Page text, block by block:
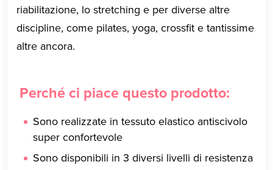
riabilitazione, lo stretching e per diverse altre
discipline, come pilates, yoga, crossfit e tantissime
altre ancora.
Perché ci piace questo prodotto:
Sono realizzate in tessuto elastico antiscivolo
super confortevole
Sono disponibili in 3 diversi livelli di resistenza